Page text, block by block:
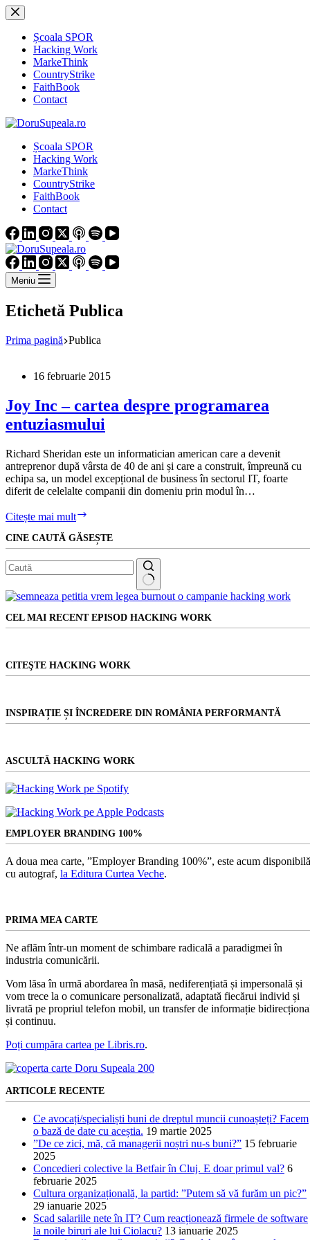
Sari
la
conținutȘcoala SPOR
Hacking Work
MarkeThink
CountryStrike
FaithBook
Contact
Școala SPOR
Hacking Work
MarkeThink
CountryStrike
FaithBook
Contact
Meniu
Etichetă Publica
Prima pagină Publica
16 februarie 2015
Joy Inc – cartea despre programarea
entuziasmului
Richard Sheridan este un informatician american care a devenit
antreprenor după vârsta de 40 de ani și care a construit, împreună cu
echipa sa, un model excepțional de business în sectorul IT, foarte
diferit de celelalte companii din domeniu prin modul în…
Citește mai mult
–
cartea
despre
programarea
entuziasmului
CINE CAUTĂ GĂSEȘTE
Niciun
CEL MAI RECENT EPISOD HACKING WORK
CITEŞTE HACKING WORK
INSPIRAȚIE ȘI ÎNCREDERE DIN ROMÂNIA PERFORMANTĂ
ASCULTĂ HACKING WORK
EMPLOYER BRANDING 100%
A doua mea carte, ”Employer Branding 100%”, este acum
cu autograf, la Editura Curtea Veche.
PRIMA MEA CARTE
Ne aflăm într-un moment de schimbare radicală a paradigmei în
industria comunicării.
Vom lăsa în urmă abordarea în masă, nediferențiată și impersonală și
vom trece la o comunicare personalizată, adaptată fiecărui individ și
livrată pe propriul telefon mobil, un transfer de informație
și continuu.
Poți cumpăra cartea pe Libris.ro.
ARTICOLE RECENTE
Ce avocați/specialiști buni de dreptul muncii cunoașteți? Facem
o bază de date cu aceștia. 19 martie 2025
”De ce zici, mă, că managerii noștri nu-s buni?” 15 februarie
2025
Concedieri colective la Betfair în Cluj. E doar primul val? 6
februarie 2025
Cultura organizațională, la partid: ”Putem să vă furăm un pic?”
29 ianuarie 2025
Scad salariile nete în IT? Cum reacționează firmele de software
la noile biruri ale lui Ciolacu? 13 ianuarie 2025